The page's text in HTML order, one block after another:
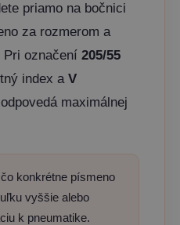
priamo na bočnici
za rozmerom a
Pri označení 205/55
index a V
maximálnej
konkrétne písmeno
vyššie alebo
k pneumatike.